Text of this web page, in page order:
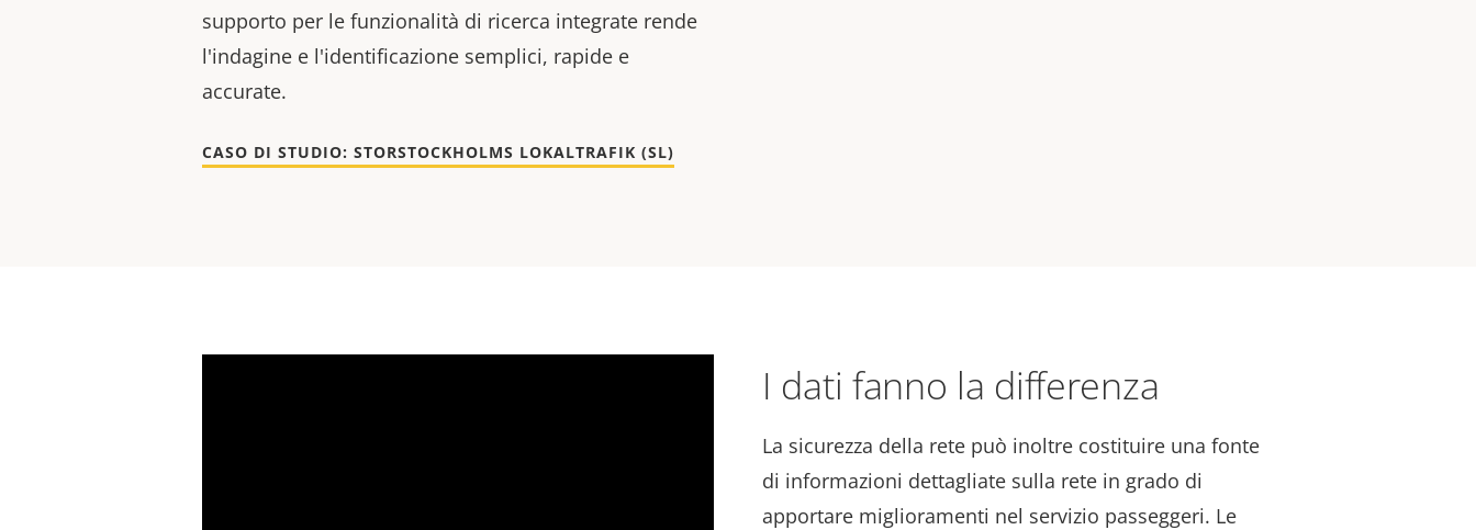
supporto per le funzionalità di ricerca integrate rende
l'indagine e l'identificazione semplici, rapide e
accurate.
CASO DI STUDIO: STORSTOCKHOLMS LOKALTRAFIK (SL)
I dati fanno la differenza
La sicurezza della rete può inoltre costituire una fonte
di informazioni dettagliate sulla rete in grado di
apportare miglioramenti nel servizio passeggeri. Le